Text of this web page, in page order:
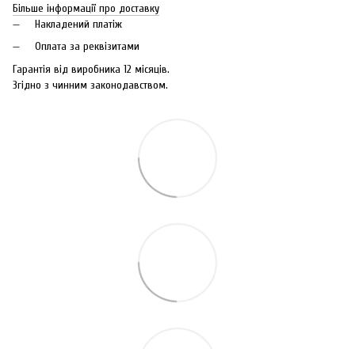
Більше інформації про доставку
Накладений платіж
Оплата за реквізитами
Гарантія від виробника 12 місяців.
Згідно з чинним законодавством.